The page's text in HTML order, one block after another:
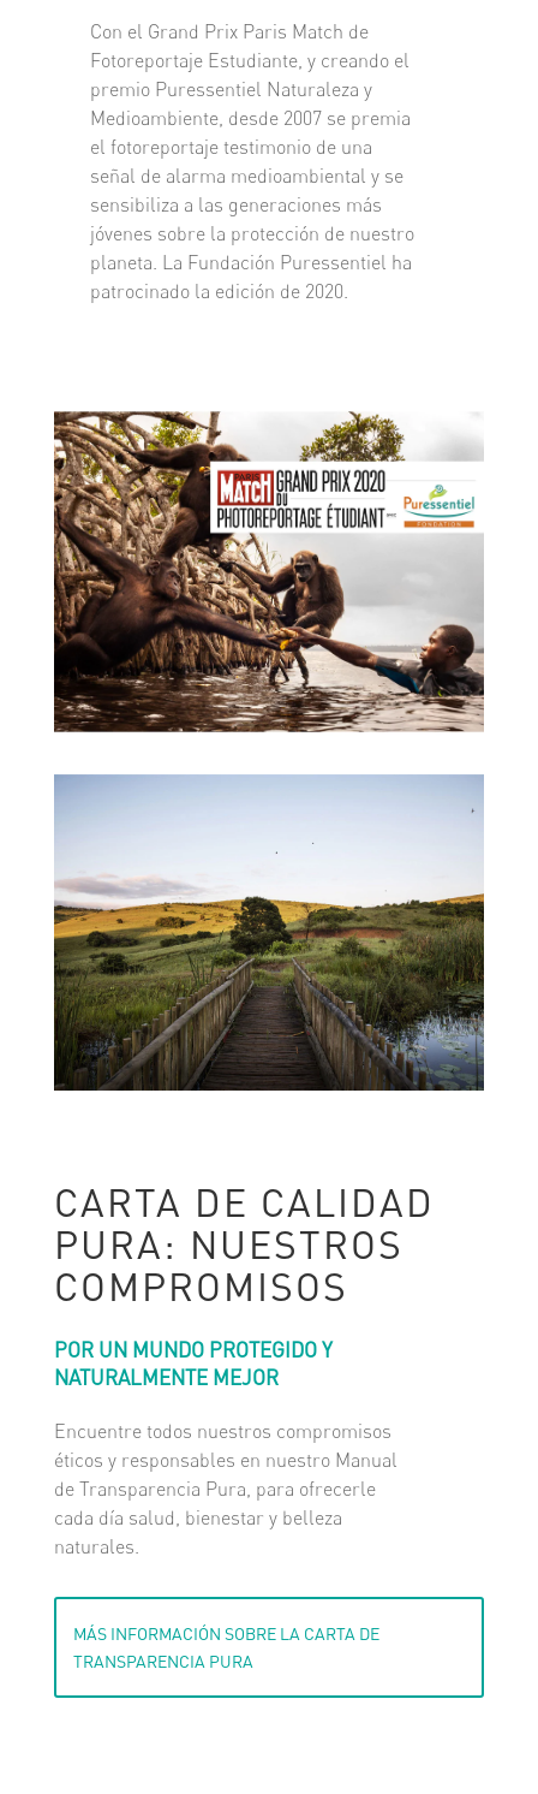
Con el Grand Prix Paris Match de
Fotoreportaje Estudiante, y creando el
premio Puressentiel Naturaleza y
Medioambiente, desde 2007 se premia
el fotoreportaje testimonio de una
señal de alarma medioambiental y se
sensibiliza a las generaciones más
jóvenes sobre la protección de nuestro
planeta. La Fundación Puressentiel ha
patrocinado la edición de 2020.
CARTA DE CALIDAD
PURA: NUESTROS
COMPROMISOS
POR UN MUNDO PROTEGIDO Y
NATURALMENTE MEJOR
Encuentre todos nuestros compromisos
éticos y responsables en nuestro Manual
de Transparencia Pura, para ofrecerle
cada día salud, bienestar y belleza
naturales.
MÁS INFORMACIÓN SOBRE LA CARTA DE
TRANSPARENCIA PURA